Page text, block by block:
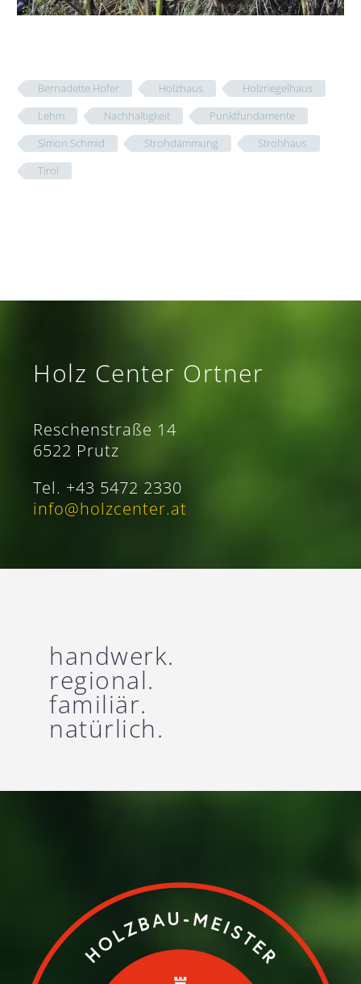
Bernadette Hofer Holzhaus
Holzriegelhaus
Lehm
Nachhaltigkeit
Punktfundamente
Simon Schmid
Strohdämmung
Strohhaus
Tirol
Holz Center Ortner
Reschenstraße 14
6522 Prutz
Tel. +43 5472 2330
info@holzcenter.at
handwerk.
regional.
familiär.
natürlich.